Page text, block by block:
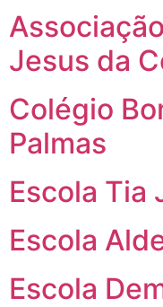
Jesus da
Colégio
Palmas
Escola Tia
Escola
Escola